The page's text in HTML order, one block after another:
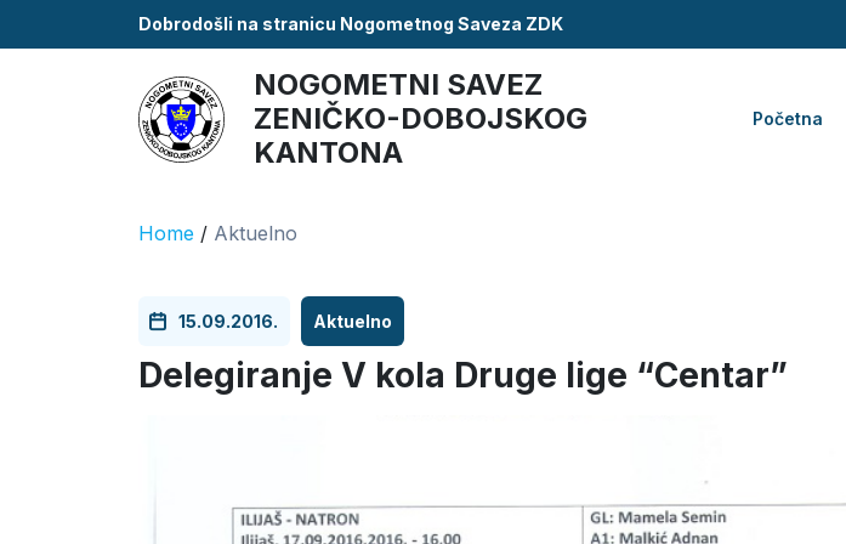
Dobrodošli na stranicu Nogometnog Saveza ZDK
NOGOMETNI SAVEZ
ZENIČKO-DOBOJSKOG
KANTONA
Početna
Home / Aktuelno
15.09.2016. Aktuelno
Delegiranje V kola Druge lige “Centar”